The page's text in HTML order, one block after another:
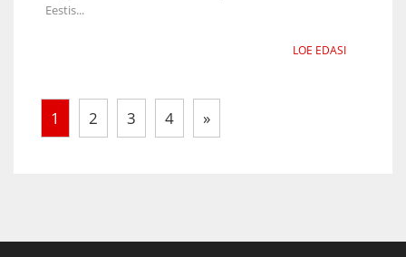
Eestis...
LOE EDASI
1 2 3 4 »